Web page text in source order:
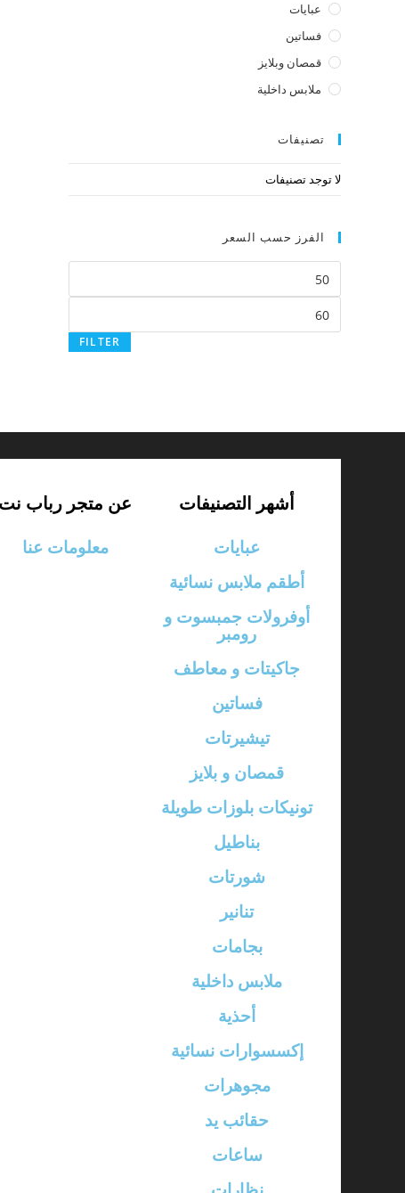
عبايات
فساتين
قمصان وبلايز
ملابس داخلية
تصنيفات
لا توجد تصنيفات
الفرز حسب السعر
FILTER
أشهر التصنيفات
عبايات
أطقم ملابس نسائية
أوفرولات جمبسوت و
رومبر
جاكيتات و معاطف
فساتين
تيشيرتات
قمصان و بلايز
تونيكات بلوزات طويلة
بناطيل
شورتات
تنانير
بجامات
ملابس داخلية
أحذية
إكسسوارات نسائية
مجوهرات
حقائب يد
ساعات
عن متجر رباب نت
معلومات عنا